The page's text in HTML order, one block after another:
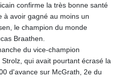
confirme la très bonne santé
à avoir gagné au moins un
le champion du monde
Braathen.
du vice-champion
qui avait pourtant écrasé la
d'avance sur McGrath, 2e du